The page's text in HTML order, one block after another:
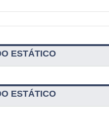
ESTÁTICO
ESTÁTICO